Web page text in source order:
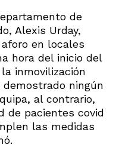
de
Alexis Urday,
en locales
hora del inicio del
inmovilización
demostrado ningún
al contrario,
de pacientes covid
las medidas